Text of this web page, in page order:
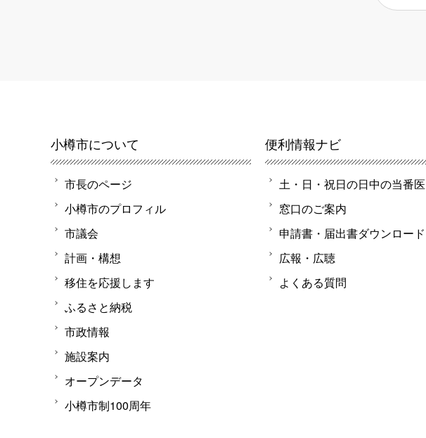
小樽市について
市長のページ
小樽市のプロフィル
市議会
計画・構想
移住を応援します
ふるさと納税
市政情報
施設案内
オープンデータ
小樽市制100周年
便利情報ナビ
土・日・祝日の日中の当番医
窓口のご案内
申請書・届出書ダウンロード
広報・広聴
よくある質問